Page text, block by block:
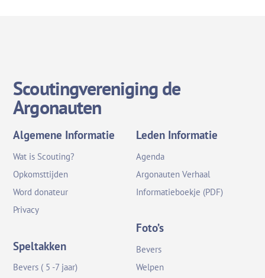
Scoutingvereniging de
Argonauten
Algemene Informatie
Wat is Scouting?
Opkomsttijden
Word donateur
Privacy
Speltakken
Bevers ( 5 -7 jaar)
Leden Informatie
Agenda
Argonauten Verhaal
Informatieboekje (PDF)
Foto’s
Bevers
Welpen